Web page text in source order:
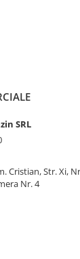
SRL
Cristian, Str. Xi,
Nr. 4